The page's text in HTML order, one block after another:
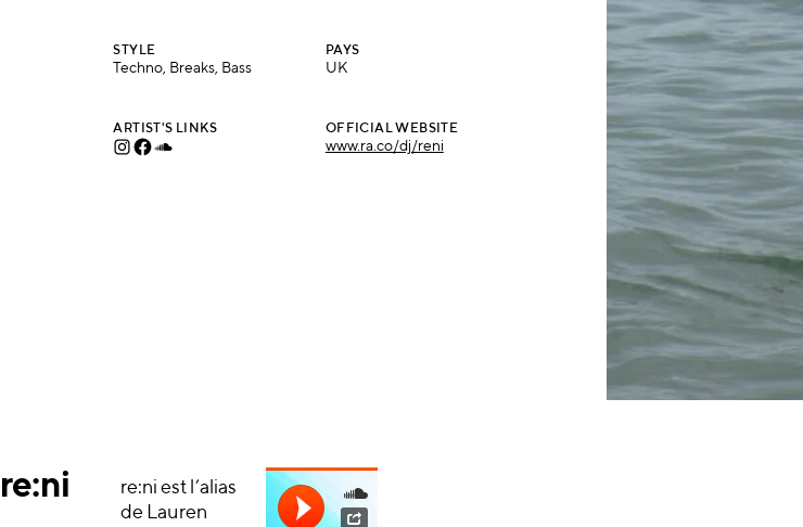
STYLE
Techno, Breaks, Bass
PAYS
UK
ARTIST'S LINKS OFFICIAL WEBSITE
www.ra.co/dj/reni
re:ni
re:ni est l’alias
de Lauren